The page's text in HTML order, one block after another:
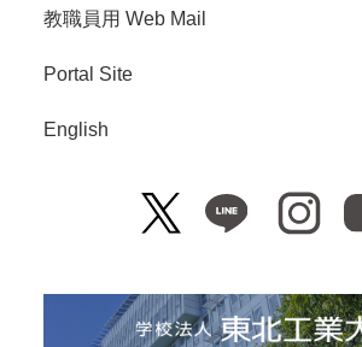
教職員用 Web Mail
Portal Site
English